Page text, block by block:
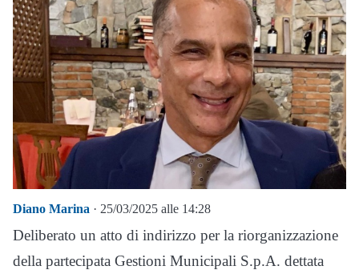
Diano Marina · 25/03/2025 alle 14:28
Deliberato un atto di indirizzo per la riorganizzazione
della partecipata Gestioni Municipali S.p.A. dettata